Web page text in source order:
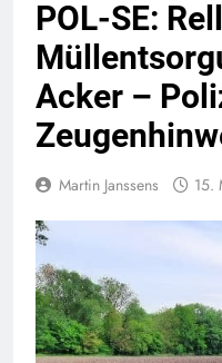
POL-SE:
Acker –
Martin Janssens 15.